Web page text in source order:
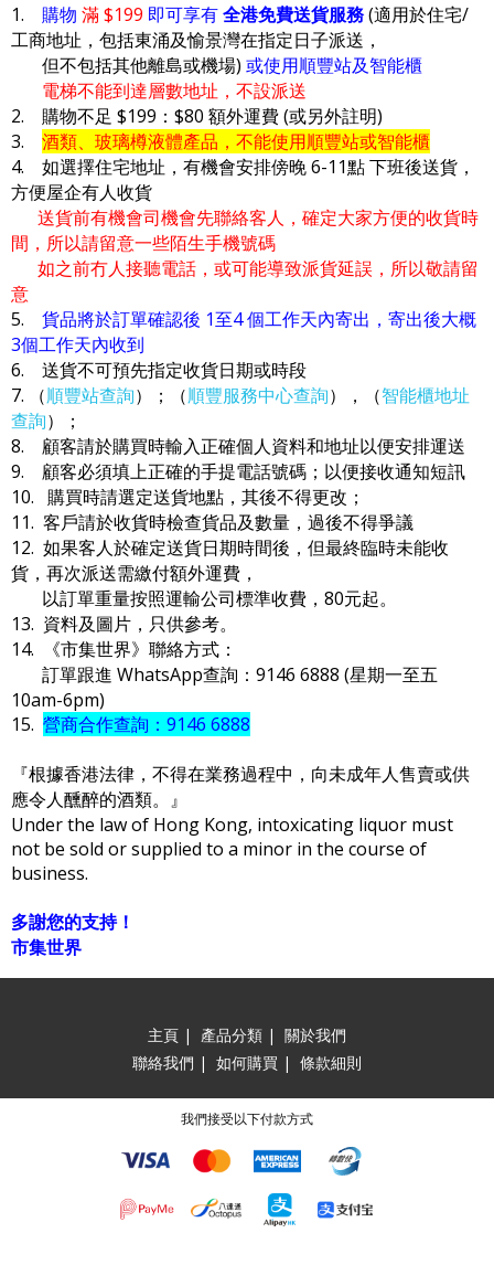
1. 購物 滿 $199 即可享有全港免費送貨服務(適用於住宅/
工商地址，包括東涌及愉景灣在指定日子派送，
但不包括其他離島或機場) 或使用順豐站及智能櫃
電梯不能到達層數地址，不設派送
2. 購物不足 $199：$80 額外運費 (或另外註明)
3. 酒類、玻璃樽液體產品，不能使用順豐站或智能櫃
4. 如選擇住宅地址，有機會安排傍晚 6-11點 下班後送貨，
方便屋企有人收貨
送貨前有機會司機會先聯絡客人，確定大家方便的收貨時
間，所以請留意一些陌生手機號碼
如之前冇人接聽電話，或可能導致派貨延誤，所以敬請留
意
5. 貨品將於訂單確認後 1至4 個工作天內寄出，寄出後大概
3個工作天內收到
6. 送貨不可預先指定收貨日期或時段
7. （順豐站查詢）；（順豐服務中心查詢），（智能櫃地址
查詢）；
8. 顧客請於購買時輸入正確個人資料和地址以便安排運送
9. 顧客必須填上正確的手提電話號碼；以便接收通知短訊
10. 購買時請選定送貨地點，其後不得更改；
11. 客戶請於收貨時檢查貨品及數量，過後不得爭議
12. 如果客人於確定送貨日期時間後，但最終臨時未能收
貨，再次派送需繳付額外運費，
以訂單重量按照運輸公司標準收費，80元起。
13. 資料及圖片，只供參考。
14. 《市集世界》聯絡方式：
訂單跟進 WhatsApp查詢：9146 6888 (星期一至五
10am-6pm)
15. 營商合作查詢：9146 6888
『根據香港法律，不得在業務過程中，向未成年人售賣或供
應令人醺醉的酒類。』
Under the law of Hong Kong, intoxicating liquor must
not be sold or supplied to a minor in the course of
business.
多謝您的支持！
市集世界
主頁 | 產品分類 | 關於我們
聯絡我們 | 如何購買 | 條款細則
我們接受以下付款方式